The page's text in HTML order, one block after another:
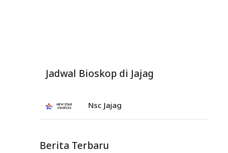
Jadwal Bioskop di Jajag
Nsc Jajag
Berita Terbaru